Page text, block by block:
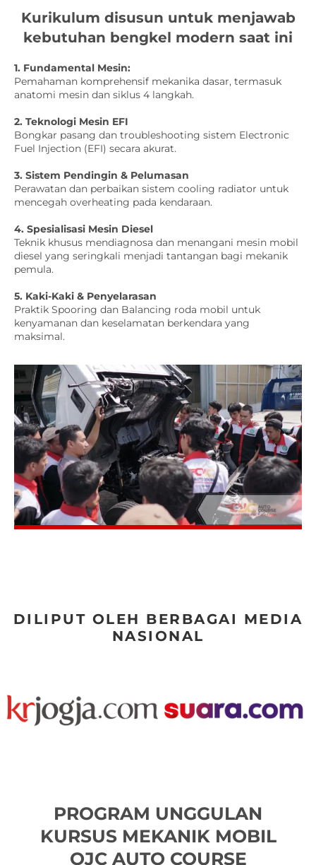
Kurikulum disusun untuk menjawab
kebutuhan bengkel modern saat ini
1. Fundamental Mesin:
Pemahaman komprehensif mekanika dasar, termasuk
anatomi mesin dan siklus 4 langkah.
2. Teknologi Mesin EFI
Bongkar pasang dan troubleshooting sistem Electronic
Fuel Injection (EFI) secara akurat.
3. Sistem Pendingin & Pelumasan
Perawatan dan perbaikan sistem cooling radiator untuk
mencegah overheating pada kendaraan.
4. Spesialisasi Mesin Diesel
Teknik khusus mendiagnosa dan menangani mesin mobil
diesel yang seringkali menjadi tantangan bagi mekanik
pemula.
5. Kaki-Kaki & Penyelarasan
Praktik Spooring dan Balancing roda mobil untuk
kenyamanan dan keselamatan berkendara yang
maksimal.
DILIPUT OLEH BERBAGAI MEDIA
NASIONAL
PROGRAM UNGGULAN
KURSUS MEKANIK MOBIL
OJC AUTO COURSE